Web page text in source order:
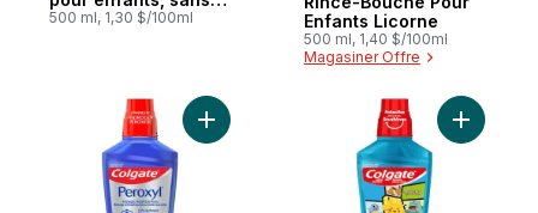
alcool, Explosion de
500 ml, 1,30 $/100ml
Enfants Licorne
500 ml, 1,40 $/100ml
Magasiner Offre
Ajouter Rince-bouche antiseptique sans
Ajouter